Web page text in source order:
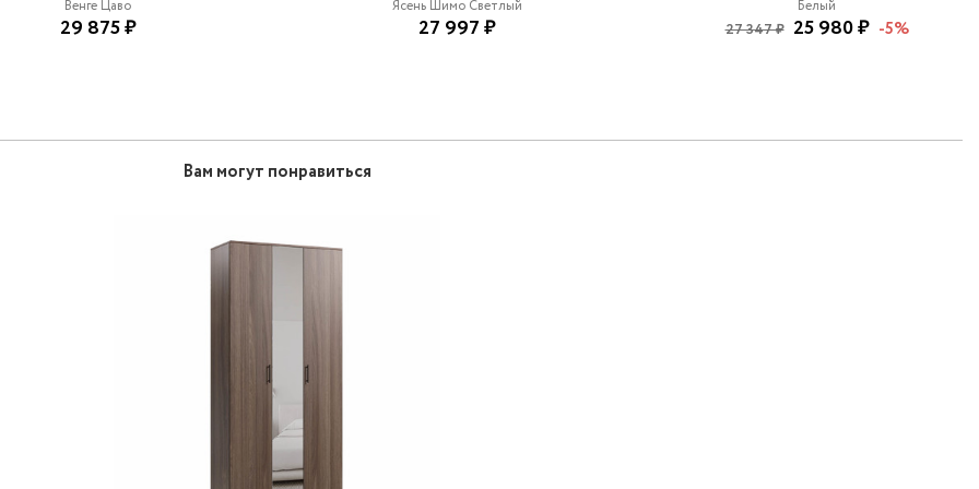
Венге Цаво
29 875 ₽
Ясень Шимо Светлый
27 997 ₽
Белый
27 347 ₽ 25 980 ₽ -5%
Вам могут понравиться